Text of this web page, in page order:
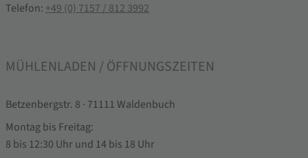
Telefon:+49 (0) 7157 / 812 3992
MÜHLENLADEN / ÖFFNUNGSZEITEN
Betzenbergstr. 8 · 71111 Waldenbuch
Montag bis Freitag:
8 bis 12:30 Uhr und 14 bis 18 Uhr